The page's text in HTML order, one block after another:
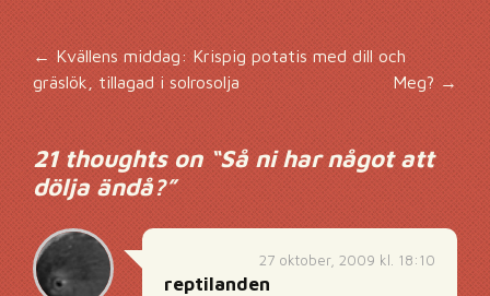
Inläggsnavigering
←Kvällens middag: Krispig potatis med dill och
gräslök, tillagad i solrosolja
Meg?→
21 thoughts on “Så ni har något att
dölja ändå?”
27 oktober, 2009 kl. 18:10
reptilanden